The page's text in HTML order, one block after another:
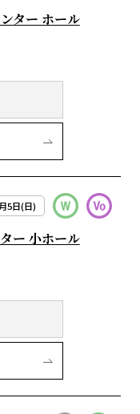
ター ホール
5日(日)
ー 小ホール